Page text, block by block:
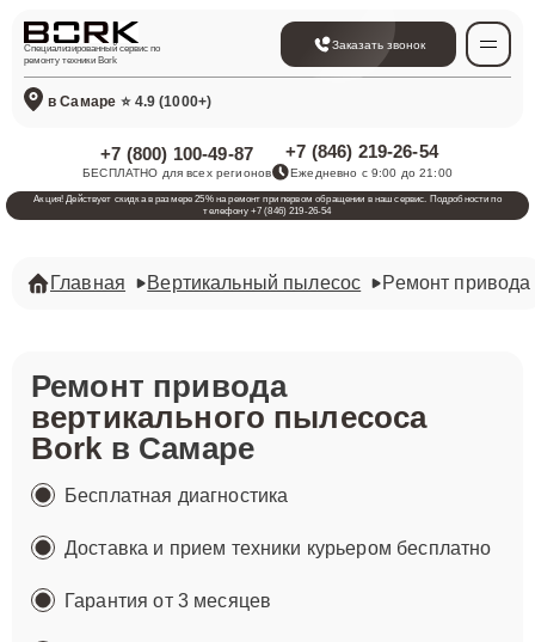
Специализированный сервис по
ремонту техники Bork
Заказать звонок
в Самаре ⭐ 4.9 (1000+)
+7 (800) 100-49-87
БЕСПЛАТНО для всех регионов
+7 (846) 219-26-54
Ежедневно с 9:00 до 21:00
Акция! Действует скидка в размере 25% на ремонт при первом обращении в наш сервис. Подробности по
телефону +7 (846) 219-26-54
Главная Вертикальный пылесос Ремонт привода
Ремонт привода
вертикального пылесоса
Borkв Самаре
Бесплатная диагностика
Доставка и прием техники курьером бесплатно
Гарантия от 3 месяцев